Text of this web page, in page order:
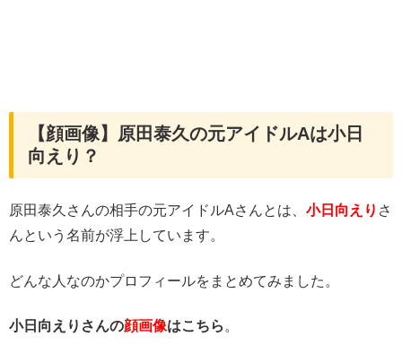
【顔画像】原田泰久の元アイドルAは小日
向えり？
原田泰久さんの相手の元アイドルAさんとは、 小日向えり さ
んという名前が浮上しています。
どんな人なのかプロフィールをまとめてみました。
小日向えりさんの顔画像はこちら 。